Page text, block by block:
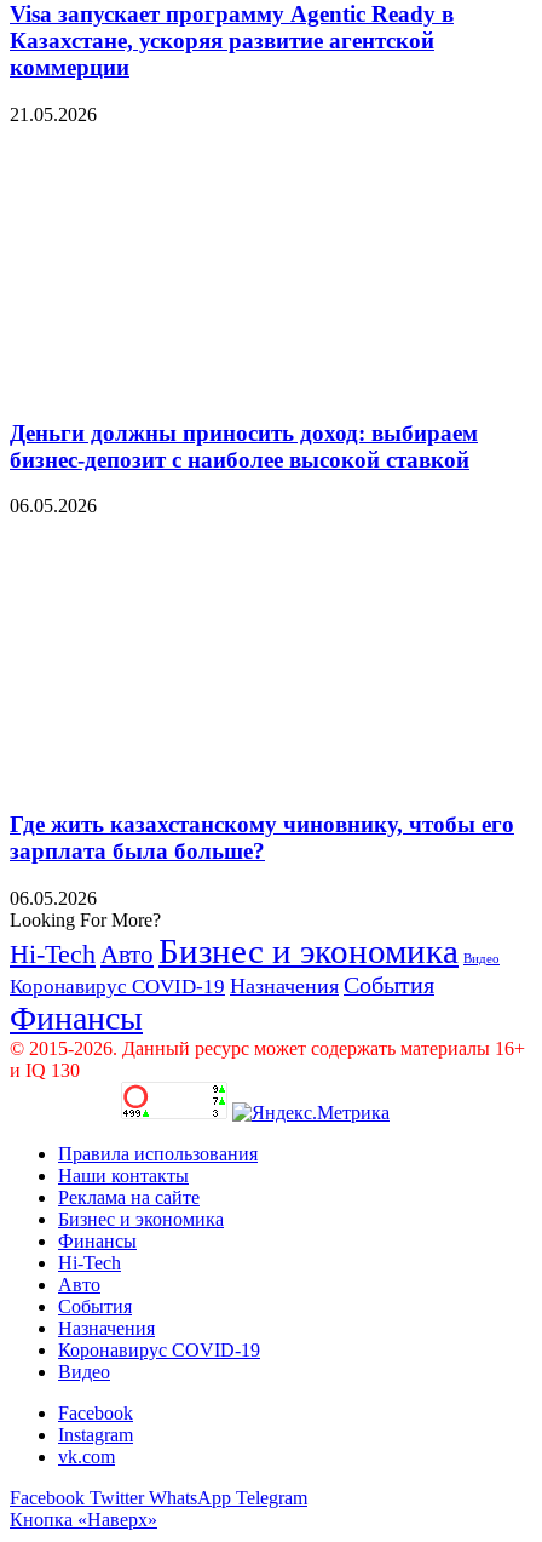
Visa запускает программу Agentic Ready в
Казахстане, ускоряя развитие агентской
коммерции
21.05.2026
Деньги должны приносить доход: выбираем
бизнес-депозит с наиболее высокой ставкой
06.05.2026
Где жить казахстанскому чиновнику, чтобы его
зарплата была больше?
06.05.2026
Looking For More?
Hi-Tech Авто Бизнес и экономика Видео
Коронавирус COVID-19 Назначения События
Финансы
© 2015-2026. Данный ресурс может содержать материалы 16+
и IQ 130
Правила использования
Наши контакты
Реклама на сайте
Бизнес и экономика
Финансы
Hi-Tech
Авто
События
Назначения
Коронавирус COVID-19
Видео
Facebook
Instagram
vk.com
Facebook Twitter WhatsApp Telegram
Кнопка «Наверх»